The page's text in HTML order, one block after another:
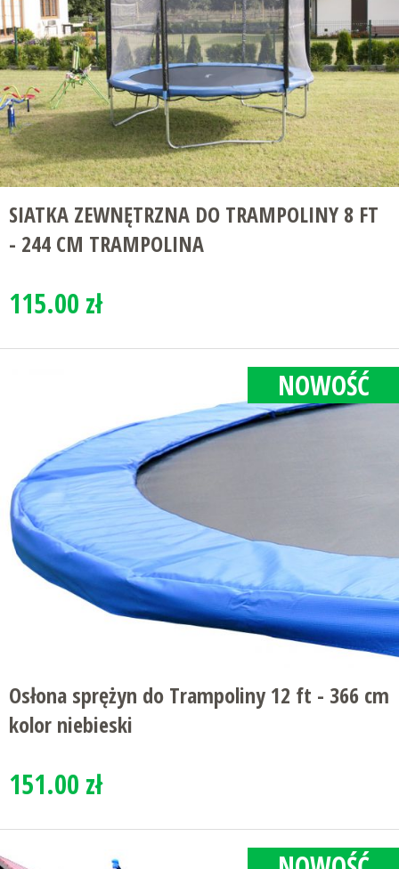
SIATKA ZEWNĘTRZNA DO TRAMPOLINY 8 FT
- 244 CM TRAMPOLINA
115.00 zł
NOWOŚĆ
Osłona sprężyn do Trampoliny 12 ft - 366 cm
kolor niebieski
151.00 zł